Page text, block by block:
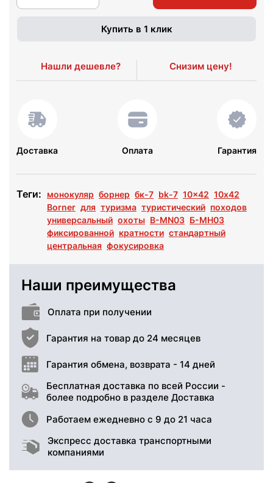
Купить в 1 клик
Нашли дешевле? Снизим цену!
Доставка Оплата Гарантия
Теги: монокуляр борнер бк-7 bk-7 10x42 10х42
Borner для туризма туристический походов
универсальный охоты B-MN03 Б-МН03
фиксированной кратности стандартный
центральная фокусировка
Наши преимущества
Оплата при получении
Гарантия на товар до 24 месяцев
Гарантия обмена, возврата - 14 дней
Бесплатная доставка по всей России -
более подробно в разделе Доставка
Работаем ежедневно с 9 до 21 часа
Экспресс доставка транспортными
компаниями